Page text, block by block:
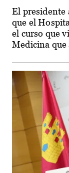
El presidente
que el
el curso que
Medicina que